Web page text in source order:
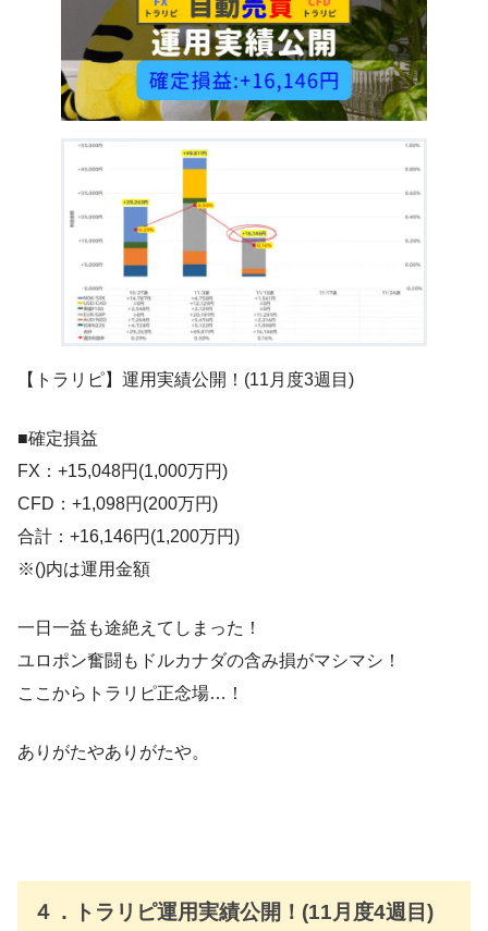
【トラリピ】運用実績公開！(11月度3週目)
■確定損益
FX：+15,048円(1,000万円)
CFD：+1,098円(200万円)
合計：+16,146円(1,200万円)
※()内は運用金額
一日一益も途絶えてしまった！
ユロポン奮闘もドルカナダの含み損がマシマシ！
ここからトラリピ正念場…！
ありがたやありがたや。
４．トラリピ運用実績公開！(11月度4週目)